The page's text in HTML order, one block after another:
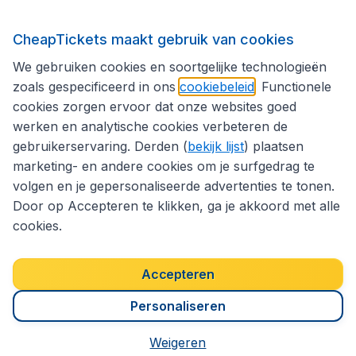
Volg CheapTickets.nl
Privacybeleid
Copyright © 2026
CheapTickets maakt gebruik van cookies
We gebruiken cookies en soortgelijke technologieën
zoals gespecificeerd in ons cookiebeleid . Functionele
cookies zorgen ervoor dat onze websites goed
werken en analytische cookies verbeteren de
gebruikerservaring. Derden (bekijk lijst) plaatsen
marketing- en andere cookies om je surfgedrag te
volgen en je gepersonaliseerde advertenties te tonen.
Door op Accepteren te klikken, ga je akkoord met alle
cookies.
Accepteren
Personaliseren
Weigeren